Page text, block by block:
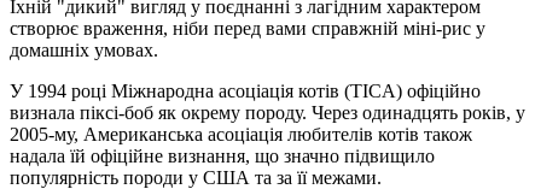
Їхній "дикий" вигляд у поєднанні з лагідним характером
створює враження, ніби перед вами справжній міні-рис у
домашніх умовах.
У 1994 році Міжнародна асоціація котів (TICA) офіційно
визнала піксі-боб як окрему породу. Через одинадцять років, у
2005-му, Американська асоціація любителів котів також
надала їй офіційне визнання, що значно підвищило
популярність породи у США та за її межами.